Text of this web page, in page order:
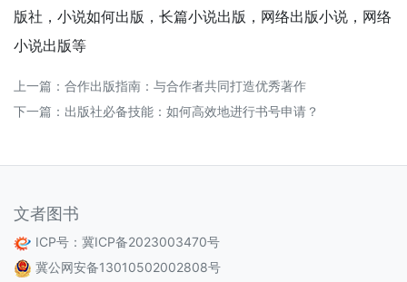
版社，小说如何出版，长篇小说出版，网络出版小说，网络
小说出版等
上一篇： 合作出版指南：与合作者共同打造优秀著作
下一篇： 出版社必备技能：如何高效地进行书号申请？
文者图书
ICP号： 冀ICP备2023003470号
冀公网安备13010502002808号